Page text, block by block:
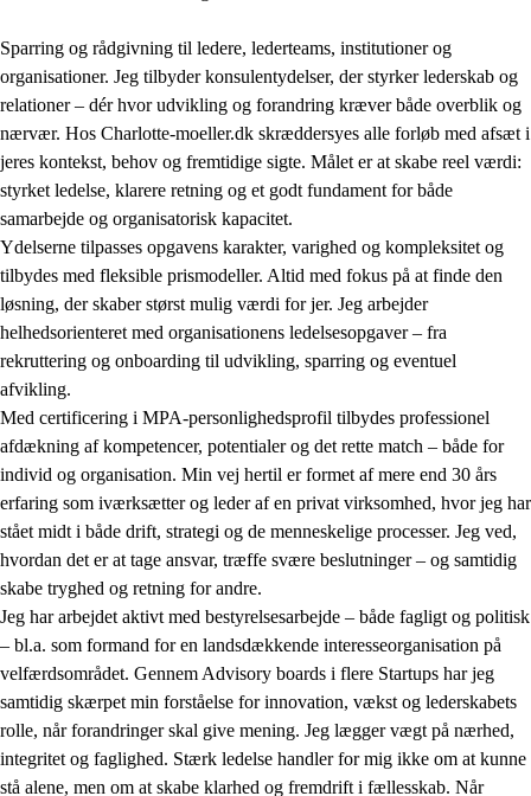
Sparring og rådgivning til ledere, lederteams, institutioner og
organisationer. Jeg tilbyder konsulentydelser, der styrker lederskab og
relationer – dér hvor udvikling og forandring kræver både overblik og
nærvær. Hos Charlotte-moeller.dk skræddersyes alle forløb med afsæt i
jeres kontekst, behov og fremtidige sigte. Målet er at skabe reel værdi:
styrket ledelse, klarere retning og et godt fundament for både
samarbejde og organisatorisk kapacitet.
Ydelserne tilpasses opgavens karakter, varighed og kompleksitet og
tilbydes med fleksible prismodeller. Altid med fokus på at finde den
løsning, der skaber størst mulig værdi for jer. Jeg arbejder
helhedsorienteret med organisationens ledelsesopgaver – fra
rekruttering og onboarding til udvikling, sparring og eventuel
afvikling.
Med certificering i MPA-personlighedsprofil tilbydes professionel
afdækning af kompetencer, potentialer og det rette match – både for
individ og organisation. Min vej hertil er formet af mere end 30 års
erfaring som iværksætter og leder af en privat virksomhed, hvor jeg har
stået midt i både drift, strategi og de menneskelige processer. Jeg ved,
hvordan det er at tage ansvar, træffe svære beslutninger – og samtidig
skabe tryghed og retning for andre.
Jeg har arbejdet aktivt med bestyrelsesarbejde – både fagligt og politisk
– bl.a. som formand for en landsdækkende interesseorganisation på
velfærdsområdet. Gennem Advisory boards i flere Startups har jeg
samtidig skærpet min forståelse for innovation, vækst og lederskabets
rolle, når forandringer skal give mening. Jeg lægger vægt på nærhed,
integritet og faglighed. Stærk ledelse handler for mig ikke om at kunne
stå alene, men om at skabe klarhed og fremdrift i fællesskab. Når